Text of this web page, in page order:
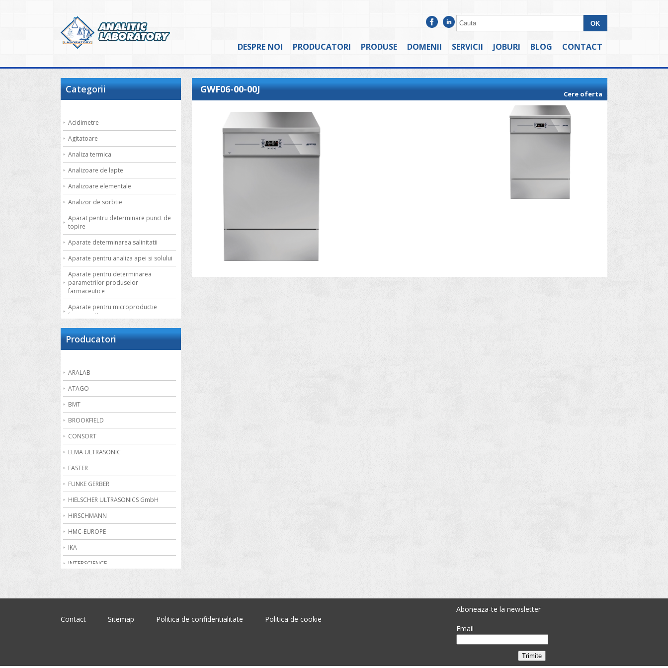
DESPRE NOI PRODUCATORI PRODUSE DOMENII SERVICII JOBURI BLOG CONTACT
Categorii
Acidimetre
Agitatoare
Analiza termica
Analizoare de lapte
Analizoare elementale
Analizor de sorbtie
Aparat pentru determinare punct de
topire
Aparate determinarea salinitatii
Aparate pentru analiza apei si solului
Aparate pentru determinarea
parametrilor produselor
farmaceutice
Aparate pentru microproductie
farmaceutica
Bai termostatate cu circulatie externa
Bai termostatate pentru aplicatii
speciale
Bai ultrasonice
Balante
Becuri de gaz
Bioreactoare
Biurete digitale
Calorimetrie
Camere climatice
Cantare electronice industriale
Centrifuge de laborator
Conductometre
Producatori
ARALAB
ATAGO
BMT
BROOKFIELD
CONSORT
ELMA ULTRASONIC
FASTER
FUNKE GERBER
HIELSCHER ULTRASONICS GmbH
HIRSCHMANN
HMC-EUROPE
IKA
INTERSCIENCE
GWF06-00-00J Cere oferta
Contact Sitemap Politica de confidentialitate Politica de cookie
Aboneaza-te la newsletter
Email